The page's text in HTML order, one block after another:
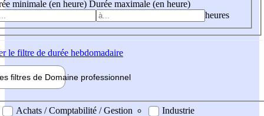
minimale (en heure) Durée maximale (en heure)
heures
le filtre de durée hebdomadaire
filtres de Domaine professionnel
professionel
Achats / Comptabilité / Gestion
Industrie